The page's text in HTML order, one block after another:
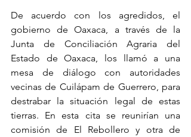
De acuerdo con los agredidos, el
gobierno de Oaxaca, a través de la
Junta de Conciliación Agraria del
Estado de Oaxaca, los llamó a una
mesa de diálogo con autoridades
vecinas de Cuilápam de Guerrero, para
destrabar la situación legal de estas
tierras. En esta cita se reunirían una
comisión de El Rebollero y otra de